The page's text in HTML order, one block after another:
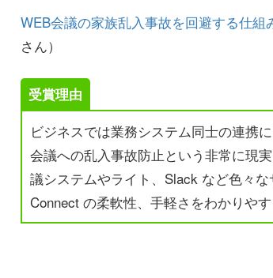
WEB会議の家族乱入事故を回避する仕組
さん）
受賞理由
ビジネスでは業務システム同士の連携
会議への乱入事故防止という非常に現
議システムやライト、Slack など色々
Connect の柔軟性、手軽さをわかりや